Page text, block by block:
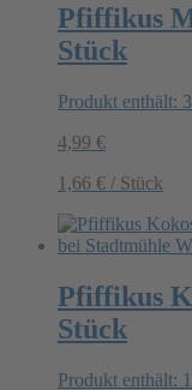
Pfiffikus
Stück
Produkt enthält: 3
4,99 €
1,66 € / Stück
Pfiffikus
Stück
Produkt enthält: 1